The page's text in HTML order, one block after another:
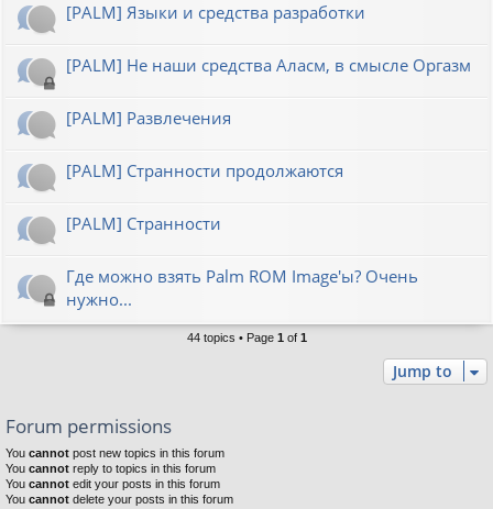
[PALM] Языки и средства разработки
[PALM] Не наши средства Аласм, в смысле Оргазм
[PALM] Развлечения
[PALM] Странности продолжаются
[PALM] Странности
Где можно взять Palm ROM Image'ы? Очень
нужно...
44 topics • Page 1 of 1
Jump to
Forum permissions
You cannot post new topics in this forum
You cannot reply to topics in this forum
You cannot edit your posts in this forum
You cannot delete your posts in this forum